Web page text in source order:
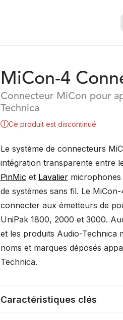
MiCon-4
Connecteur MiCon pour
Technica
Ce produit est discontinué
Le système de connecteurs
intégration transparente entre
PinMic et Lavaliermicrophones
de systèmes sans fil. Le
connecter aux émetteurs de
UniPak 1800, 2000 et 3000.
et les produits Audio-Technica
noms et marques déposés
Technica.
Caractéristiques clés